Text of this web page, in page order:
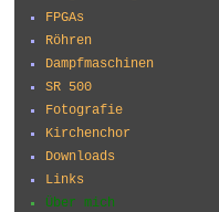
FPGAs
Röhren
Dampfmaschinen
SR 500
Fotografie
Kirchenchor
Downloads
Links
Über mich